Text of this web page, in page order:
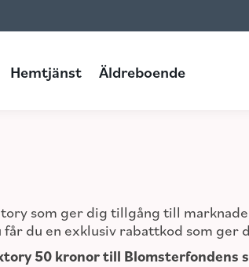
Hemtjänst Äldreboende
som ger dig tillgång till
du en exklusiv rabattkod som
50 kronor till Blomsterfondens